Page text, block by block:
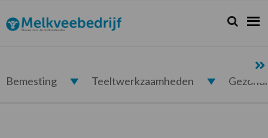
de
hoofdnavigatie
de
hoofd
de
voettekst
Melkveebedrijf.nl Zoeken...
Zoek
Bemesting Teeltwerkzaamheden